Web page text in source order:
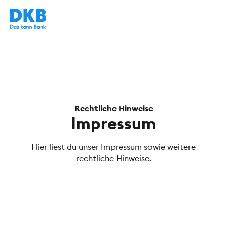
Rechtliche Hinweise
Impressum
Hier liest du unser Impressum sowie weitere
rechtliche Hinweise.